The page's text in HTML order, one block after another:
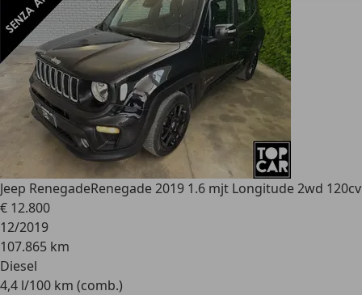
Jeep RenegadeRenegade 2019 1.6 mjt Longitude 2wd 120cv
€ 12.800
12/2019
107.865 km
Diesel
4,4 l/100 km (comb.)